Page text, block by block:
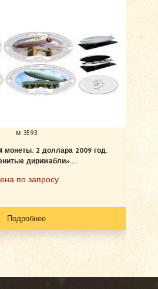
м 3593
монеты. 2 доллара 2009 год.
дирижабли»....
по запросу
Подробнее